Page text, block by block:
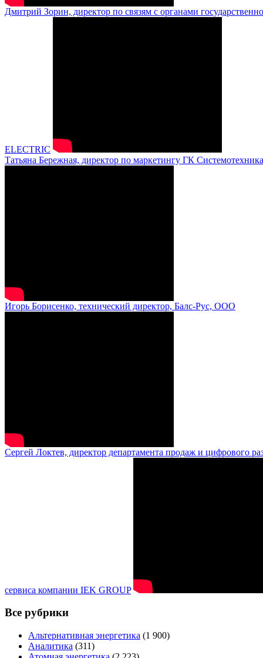
Дмитрий Зорин, директор по связям с органами
ELECTRIC
Татьяна Бережная, директор по маркетингу ГК Системотехника
Игорь Борисенко, технический директор, Балс-Рус, ООО
Сергей Локтев, директор департамента продаж и цифрового
сервиса компании IEK GROUP
Все рубрики
Альтернативная энергетика (1 900)
Аналитика (311)